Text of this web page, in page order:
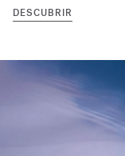
DESCUBRIR